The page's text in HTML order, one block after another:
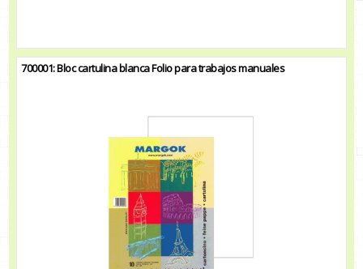
700001: Bloc cartulina blanca Folio para trabajos manuales